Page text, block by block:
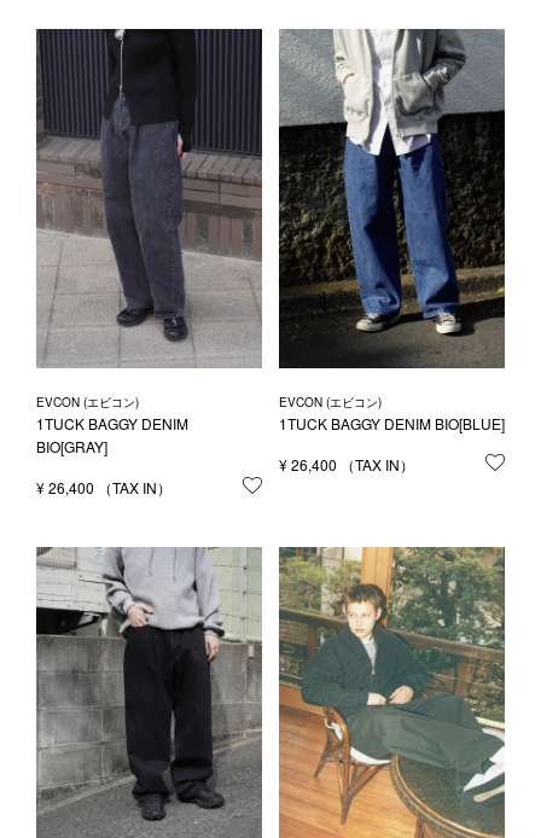
EVCON (エビコン)
1TUCK BAGGY DENIM
BIO[GRAY]
¥26,400
EVCON (エビコン)
1TUCK BAGGY DENIM BIO[BLUE]
¥26,400